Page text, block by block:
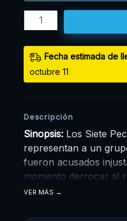
Fecha estimada de
octubre 11
Descripción
Sinopsis: Los Siete
representan a un
fueron acusados
momento derrocar al
revuelta, lograron ser
Una década después,
VER MÁS